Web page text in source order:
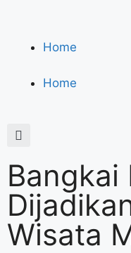
Home
Home
Bangkai
Wisata